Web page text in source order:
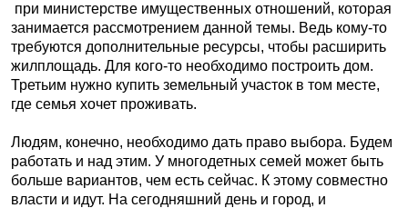
при министерстве имущественных отношений, которая
занимается рассмотрением данной темы. Ведь кому-то
требуются дополнительные ресурсы, чтобы расширить
жилплощадь. Для кого-то необходимо построить дом.
Третьим нужно купить земельный участок в том месте,
где семья хочет проживать.
Людям, конечно, необходимо дать право выбора. Будем
работать и над этим. У многодетных семей может быть
больше вариантов, чем есть сейчас. К этому совместно
власти и идут. На сегодняшний день и город, и